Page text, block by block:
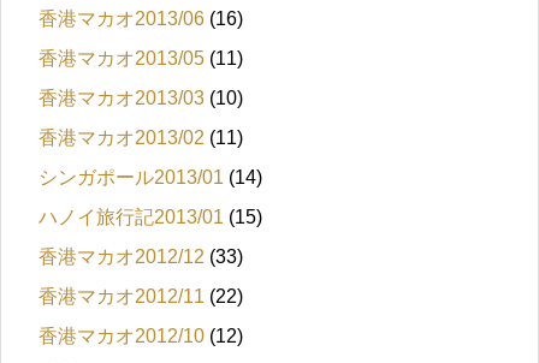
香港マカオ2013/06 (16)
香港マカオ2013/05 (11)
香港マカオ2013/03 (10)
香港マカオ2013/02 (11)
シンガポール2013/01 (14)
ハノイ旅行記2013/01 (15)
香港マカオ2012/12 (33)
香港マカオ2012/11 (22)
香港マカオ2012/10 (12)